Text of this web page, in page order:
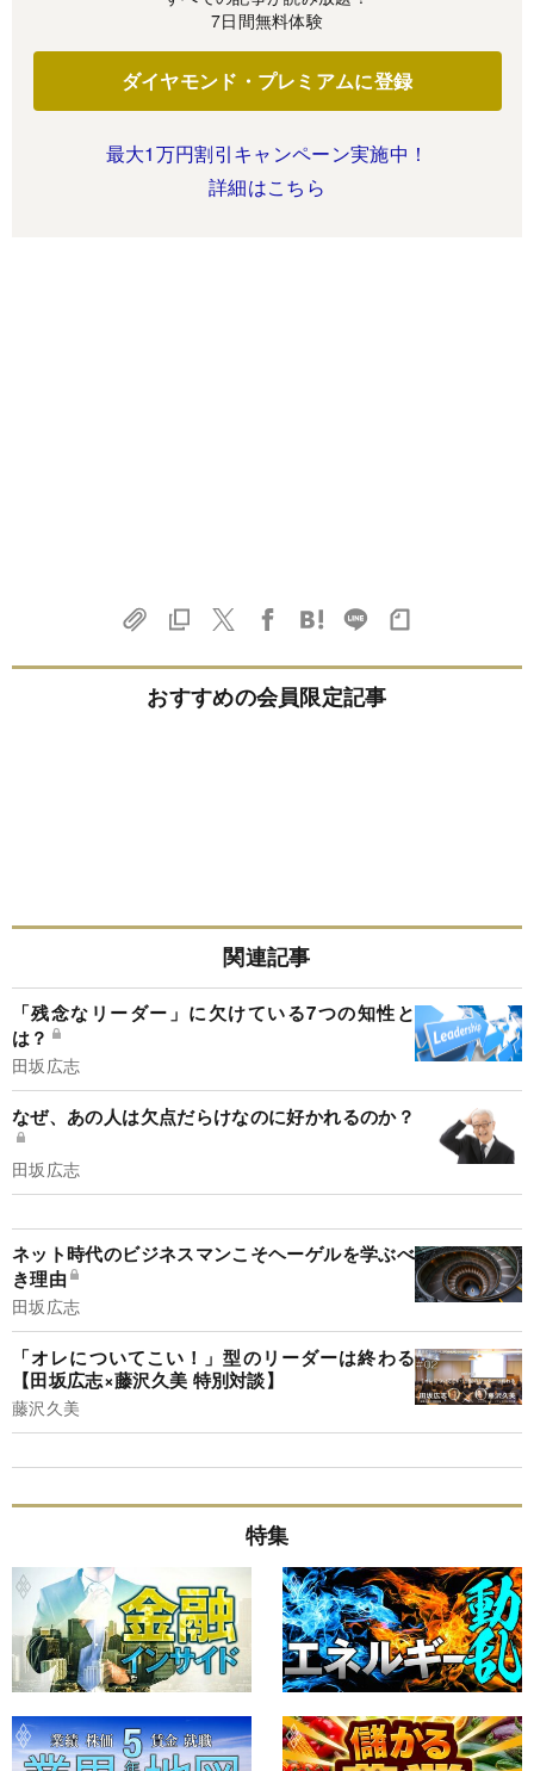
7日間無料体験
ダイヤモンド・プレミアムに登録
最大1万円割引キャンペーン実施中！
詳細はこちら
おすすめの会員限定記事
関連記事
「残念なリーダー」に欠けている7つの知性と
は？
田坂広志
なぜ、あの人は欠点だらけなのに好かれるのか？
田坂広志
ネット時代のビジネスマンこそヘーゲルを学ぶべ
き理由
田坂広志
「オレについてこい！」型のリーダーは終わる
【田坂広志×藤沢久美 特別対談】
藤沢久美
特集